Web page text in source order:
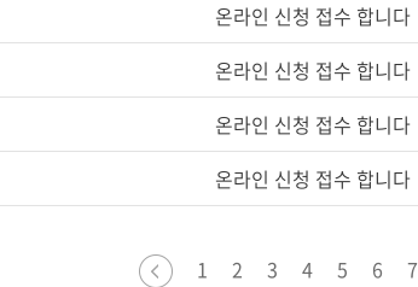
온라인 신청 접수 합니다
온라인 신청 접수 합니다
온라인 신청 접수 합니다
온라인 신청 접수 합니다
1 2 3 4 5 6 7